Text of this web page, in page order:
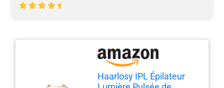
Haarlosy IPL Épilateur